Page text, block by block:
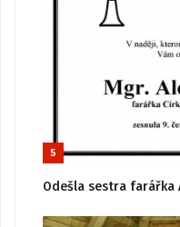
5
Odešla sestra farářka